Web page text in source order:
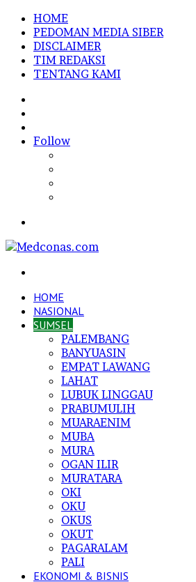
HOME
PEDOMAN MEDIA SIBER
DISCLAIMER
TIM REDAKSI
TENTANG KAMI
In
Follow
HOME
NASIONAL
SUMSEL
PALEMBANG
BANYUASIN
EMPAT LAWANG
LAHAT
LUBUK LINGGAU
PRABUMULIH
MUARAENIM
MUBA
MURA
OGAN ILIR
MURATARA
OKI
OKU
OKUS
OKUT
PAGARALAM
PALI
EKONOMI & BISNIS